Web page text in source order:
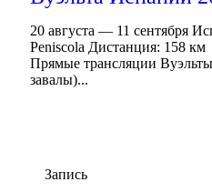
20 августа — 11 сентября
Peniscola Дистанция: 158
Прямые трансляции
завалы)...
Запись